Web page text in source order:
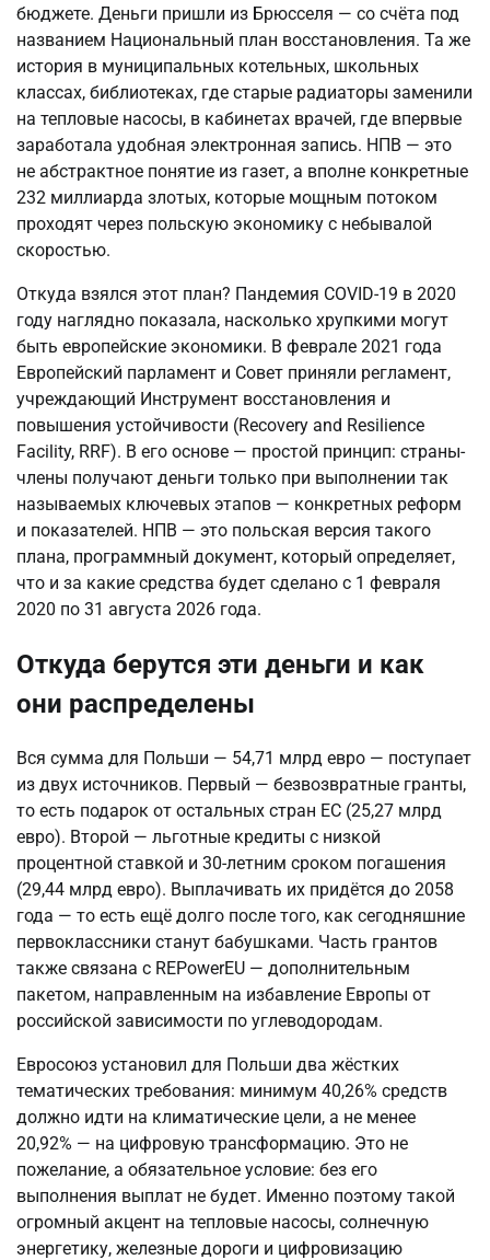
бюджете. Деньги пришли из Брюсселя — со счёта под
названием Национальный план восстановления. Та же
история в муниципальных котельных, школьных
классах, библиотеках, где старые радиаторы заменили
на тепловые насосы, в кабинетах врачей, где впервые
заработала удобная электронная запись. НПВ — это
не абстрактное понятие из газет, а вполне конкретные
232 миллиарда злотых, которые мощным потоком
проходят через польскую экономику с небывалой
скоростью.
Откуда взялся этот план? Пандемия COVID-19 в 2020
году наглядно показала, насколько хрупкими могут
быть европейские экономики. В феврале 2021 года
Европейский парламент и Совет приняли регламент,
учреждающий Инструмент восстановления и
повышения устойчивости (Recovery and Resilience
Facility, RRF). В его основе — простой принцип: страны-
члены получают деньги только при выполнении так
называемых ключевых этапов — конкретных реформ
и показателей. НПВ — это польская версия такого
плана, программный документ, который определяет,
что и за какие средства будет сделано с 1 февраля
2020 по 31 августа 2026 года.
Откуда берутся эти деньги и как
они распределены
Вся сумма для Польши — 54,71 млрд евро — поступает
из двух источников. Первый — безвозвратные гранты,
то есть подарок от остальных стран ЕС (25,27 млрд
евро). Второй — льготные кредиты с низкой
процентной ставкой и 30-летним сроком погашения
(29,44 млрд евро). Выплачивать их придётся до 2058
года — то есть ещё долго после того, как сегодняшние
первоклассники станут бабушками. Часть грантов
также связана с REPowerEU — дополнительным
пакетом, направленным на избавление Европы от
российской зависимости по углеводородам.
Евросоюз установил для Польши два жёстких
тематических требования: минимум 40,26% средств
должно идти на климатические цели, а не менее
20,92% — на цифровую трансформацию. Это не
пожелание, а обязательное условие: без его
выполнения выплат не будет. Именно поэтому такой
огромный акцент на тепловые насосы, солнечную
энергетику, железные дороги и цифровизацию